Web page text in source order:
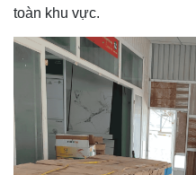
toàn khu vực.